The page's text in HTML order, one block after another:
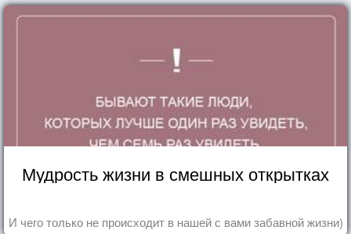
Мудрость жизни в смешных открытках
И чего только не происходит в нашей с вами забавной жизни)